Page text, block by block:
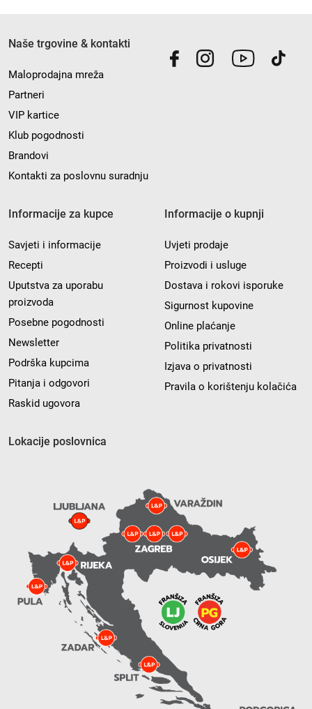
Naše trgovine & kontakti
Maloprodajna mreža
Partneri
VIP kartice
Klub pogodnosti
Brandovi
Kontakti za poslovnu suradnju
Informacije za kupce
Savjeti i informacije
Recepti
Uputstva za uporabu
proizvoda
Posebne pogodnosti
Newsletter
Podrška kupcima
Pitanja i odgovori
Raskid ugovora
Informacije o kupnji
Uvjeti prodaje
Proizvodi i usluge
Dostava i rokovi isporuke
Sigurnost kupovine
Online plaćanje
Politika privatnosti
Izjava o privatnosti
Pravila o korištenju kolačića
Lokacije poslovnica